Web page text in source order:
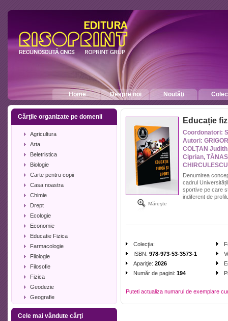
Home Despre noi Noutăţi
Cărţile organizate pe domenii
Agricultura
Arta
Beletristica
Biologie
Carte pentru copii
Casa noastra
Chimie
Drept
Ecologie
Economie
Educatie Fizica
Farmacologie
Filologie
Filosofie
Fizica
Geodezie
Geografie
Geologie
Industrie alimentara
Cele mai vândute cărţi
Măreşte
Educație
Coordonatori:
Autori:
COLȚAN
Ciprian,
Denumirea
cadrul
sportive pe care
indiferent de
Colecţia:
ISBN: 978-973-53-3573-1
Apariţie: 2026
Număr de pagini: 194
Puteti actualiza numarul de exemplare